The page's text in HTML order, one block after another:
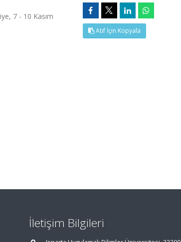
7 - 10 Kasım
Atıf İçin Kopyala
İletişim Bilgileri